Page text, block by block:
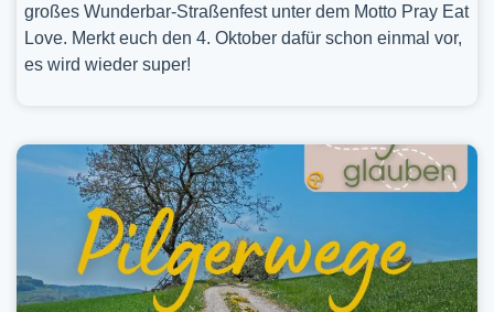
großes Wunderbar-Straßenfest unter dem Motto Pray Eat
Love. Merkt euch den 4. Oktober dafür schon einmal vor,
es wird wieder super!